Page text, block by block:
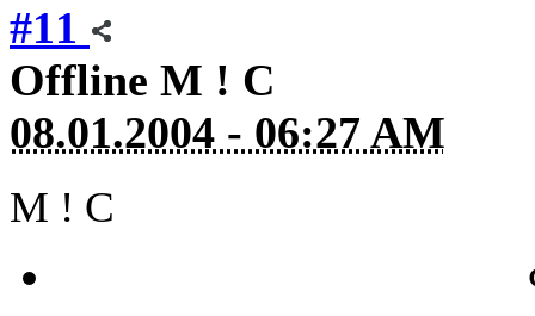
#11
Offline M ! C
08.01.2004 - 06:27 AM
M ! C